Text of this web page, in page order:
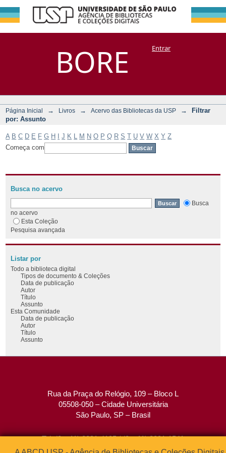
BORE
Filtrar por:
Assunto
DSpace/Manakin + CoriscoEntrar
Página Inicial → Livros → Acervo das Bibliotecas da USP →
Filtrar
por: Assunto
A B C D E F G H J K M N O P Q R S T U V W X Y Z
Começa com
Busca no acervo
Busca
no acervo
Esta Coleção
Pesquisa avançada
Listar por
Todo a biblioteca digital
Tipos de documento & Coleções
Data de publicação
Autor
Título
Assunto
Esta Comunidade
Data de publicação
Autor
Título
Assunto
Rua da Praça do Relógio, 109 – Bloco L
05508-050 – Cidade Universitária
São Paulo, SP – Brasil
Tel: (0xx11) 3091-4195 / (0xx11) 3091-1541
Fax: (0xx11) 3091-1567